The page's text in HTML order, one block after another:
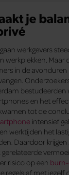
je
werkgevers
werkplekken. Maar
in de avonduren
bestudeerden
en het
tot de
intensief
werktijden het
Daardoor krijgen
risico op een
regels af met jezelf